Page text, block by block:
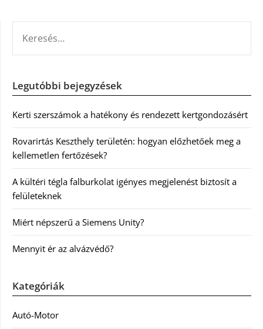
Legutóbbi bejegyzések
Kerti szerszámok a hatékony és rendezett kertgondozásért
Rovarirtás Keszthely területén: hogyan előzhetőek meg a
kellemetlen fertőzések?
A kültéri tégla falburkolat igényes megjelenést biztosít a
felületeknek
Miért népszerű a Siemens Unity?
Mennyit ér az alvázvédő?
Kategóriák
Autó-Motor